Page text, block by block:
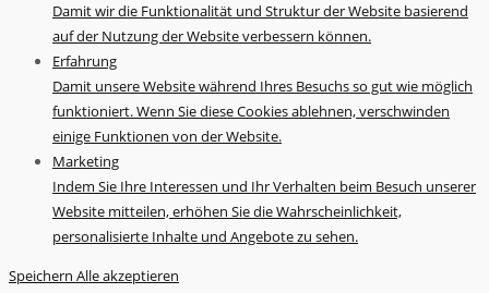
Damit wir die Funktionalität und Struktur der Website basierend
auf der Nutzung der Website verbessern können.
Erfahrung
Damit unsere Website während Ihres Besuchs so gut wie möglich
funktioniert. Wenn Sie diese Cookies ablehnen, verschwinden
einige Funktionen von der Website.
Marketing
Indem Sie Ihre Interessen und Ihr Verhalten beim Besuch unserer
Website mitteilen, erhöhen Sie die Wahrscheinlichkeit,
personalisierte Inhalte und Angebote zu sehen.
Speichern Alle akzeptieren